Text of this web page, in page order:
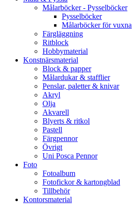
Målarböcker - Pysselböcker
Pysselböcker
Målarböcker för vuxna
Färgläggning
Ritblock
Hobbymaterial
Konstnärsmaterial
Block & papper
Målardukar & stafflier
Penslar, paletter & knivar
Akryl
Olja
Akvarell
Blyerts & ritkol
Pastell
Färgpennor
Övrigt
Uni Posca Pennor
Foto
Fotoalbum
Fotofickor & kartongblad
Tillbehör
Kontorsmaterial